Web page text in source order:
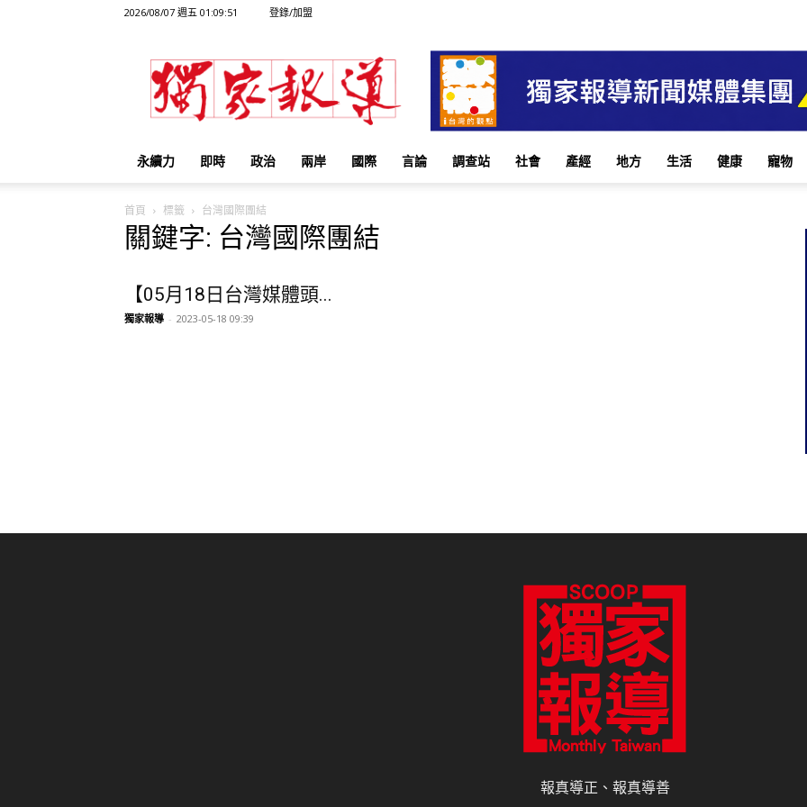
2026/08/07 週五 01:09:51 登錄/加盟
獨
家
報
永續力 即時 政治 兩岸 國際 言論 調查站 社會 產經 地方 生活 健康 寵物
首頁 標籤 台灣國際團結
關鍵字: 台灣國際團結
【05月18日台灣媒體頭...
獨家報導 - 2023-05-18 09:39
報真導正、報真導善